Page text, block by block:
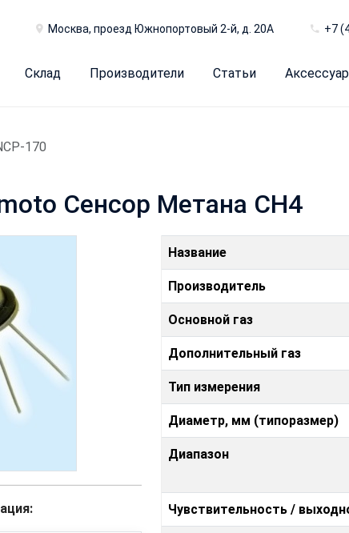
Москва, проезд Южнопортовый 2-й, д. 20А +7
Склад Производители Статьи
170
Сенсор Метана CH4
Название
Производитель
Основной газ
Дополнительный газ
Тип измерения
Диаметр, мм (типоразмер)
Диапазон
Чувствительность /